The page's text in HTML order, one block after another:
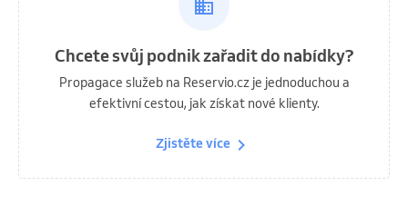
Chcete svůj podnik zařadit do nabídky?
Propagace služeb na Reservio.cz je jednoduchou a
efektivní cestou, jak získat nové klienty.
Zjistěte více